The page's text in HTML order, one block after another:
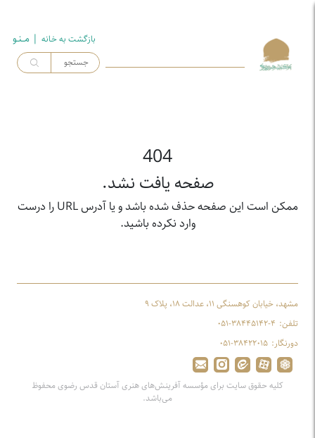
بازگشت به خـانه | مــنـو
404
صفحه یافت نشد.
ممکن است این صفحه حذف شده باشد و یا آدرس URL را درست
وارد نکرده باشید.
مشهد، خیابان کوهسنگی ۱۱، عدالت ۱۸، پلاک ۹
تلفن: ۰۵۱-۳۸۴۴۵۱۴۲-۴
دورنگار: ۰۵۱-۳۸۴۲۲۰۱۵
کلیه حقوق سایت برای مؤسسه آفرینش‌های هنری آستان قدس رضوی محفوظ
می‌باشد.